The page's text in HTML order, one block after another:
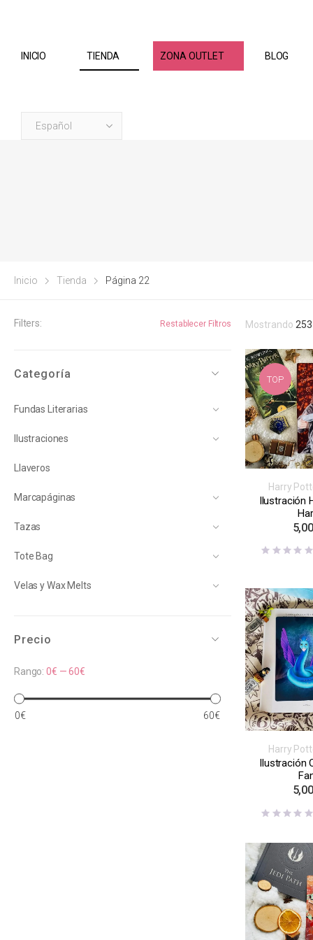
INICIO TIENDA ZONA OUTLET BLOG
Inicio Tienda Página 22
Filters: Restablecer Filtros
Categoría
Fundas Literarias
Ilustraciones
Llaveros
Marcapáginas
Tazas
Tote Bag
Velas y Wax Melts
Precio
Rango:0€ —60€
0€ 60€
Mostrando 253
TOP
Harry
Inspiración
Ilustración
5,00
Harry
Inspiración
Ilustración
5,00